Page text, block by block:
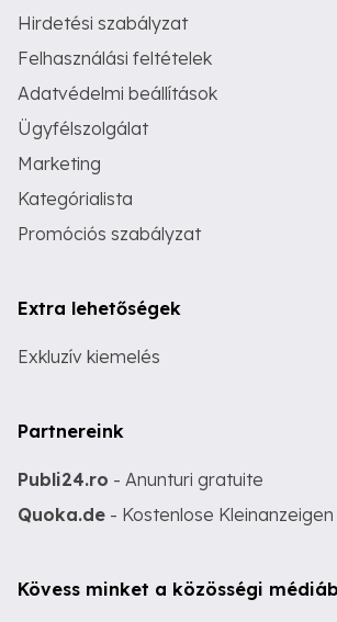
Hirdetési szabályzat
Felhasználási feltételek
Adatvédelmi beállítások
Ügyfélszolgálat
Marketing
Kategórialista
Promóciós szabályzat
Extra lehetőségek
Exkluzív kiemelés
Partnereink
Publi24.ro - Anunturi gratuite
Quoka.de - Kostenlose Kleinanzeigen
Kövess minket a közösségi